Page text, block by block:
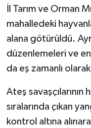
İl Tarım ve Orman
mahalledeki
alana götürüldü.
düzenlemeleri ve
da eş zamanlı
Ateş savaşçılarının
sıralarında çıkan
kontrol altına